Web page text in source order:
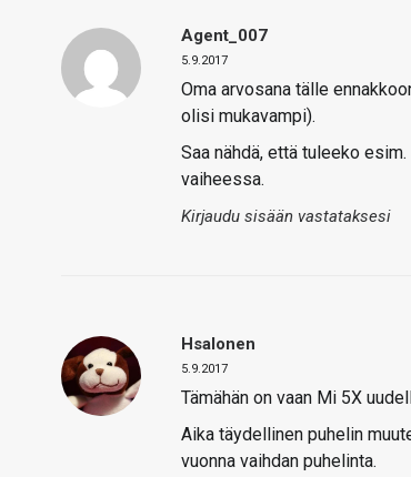
Agent_007
5.9.2017
Oma arvosana tälle
olisi mukavampi).
Saa nähdä, että tuleeko
vaiheessa.
Kirjaudu sisään vastataksesi
Hsalonen
5.9.2017
Tämähän on vaan Mi 5X
Aika täydellinen puhelin
vuonna vaihdan puhelinta.